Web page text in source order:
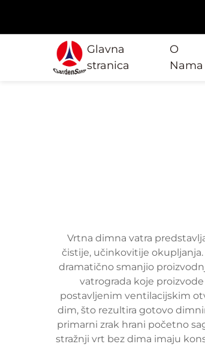
Glavna
stranica
O
Nama
Vrtna dimna vatra
čistije, učinkovitije
dramatično smanjio
vatrograda koje
postavljenim ventilacijskim
dim, što rezultira gotovo
primarni zrak hrani početno
stražnji vrt bez dima imaju